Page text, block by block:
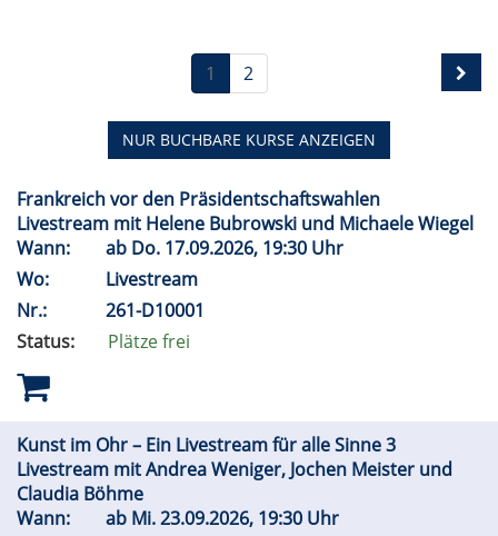
1 2
NUR BUCHBARE KURSE ANZEIGEN
Frankreich vor den Präsidentschaftswahlen
Livestream mit Helene Bubrowski und Michaele Wiegel
Wann:
ab Do. 17.09.2026, 19:30 Uhr
Wo:
Livestream
Nr.:
261-D10001
Status:
Plätze frei
Kunst im Ohr – Ein Livestream für alle Sinne 3
Livestream mit Andrea Weniger, Jochen Meister und
Claudia Böhme
Wann:
ab Mi.23.09.2026, 19:30 Uhr